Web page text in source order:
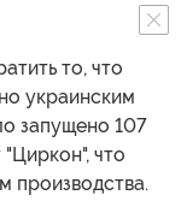
то, что
украинским
запущено 107
что
производства.